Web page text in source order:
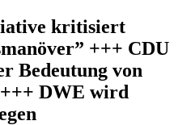
kritisiert
+++ CDU
Bedeutung von
DWE wird